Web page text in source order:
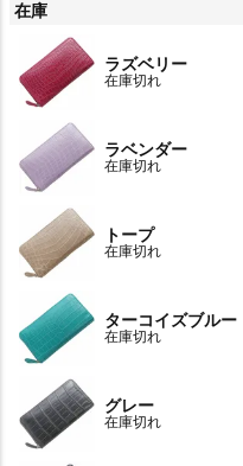
在庫
ラズベリー
在庫切れ
ラベンダー
在庫切れ
トープ
在庫切れ
ターコイズブルー
在庫切れ
グレー
在庫切れ